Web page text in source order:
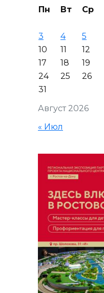
Август 2026
Пн Вт Ср
3
4 5
10
11 12
17
18 19
24
25 26
31
« Июл